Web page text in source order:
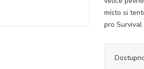
místo si
pro Survival